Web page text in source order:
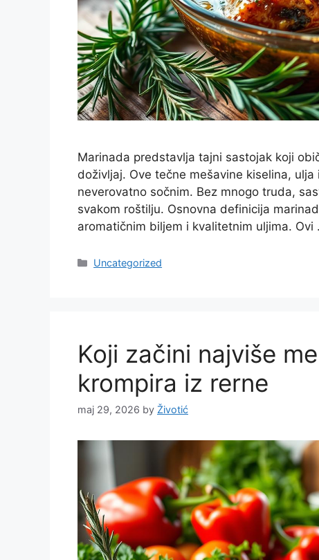
Marinada predstavlja tajni sastojak koji
doživljaj. Ove tečne mešavine kiselina,
neverovatno sočnim. Bez mnogo truda,
svakom roštilju. Osnovna definicija
aromatičnim biljem i kvalitetnim uljima. Ovi
Categories
Uncategorized
Koji začini najviše
krompira iz rerne
maj 29, 2026 by Životić